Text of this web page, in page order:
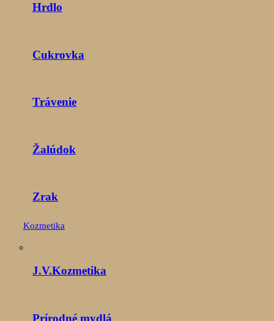
Hrdlo
Cukrovka
Trávenie
Žalúdok
Zrak
Kozmetika
J.V.Kozmetika
Prírodné mydlá